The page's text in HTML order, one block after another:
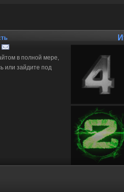
в полной мере,
или зайдите под